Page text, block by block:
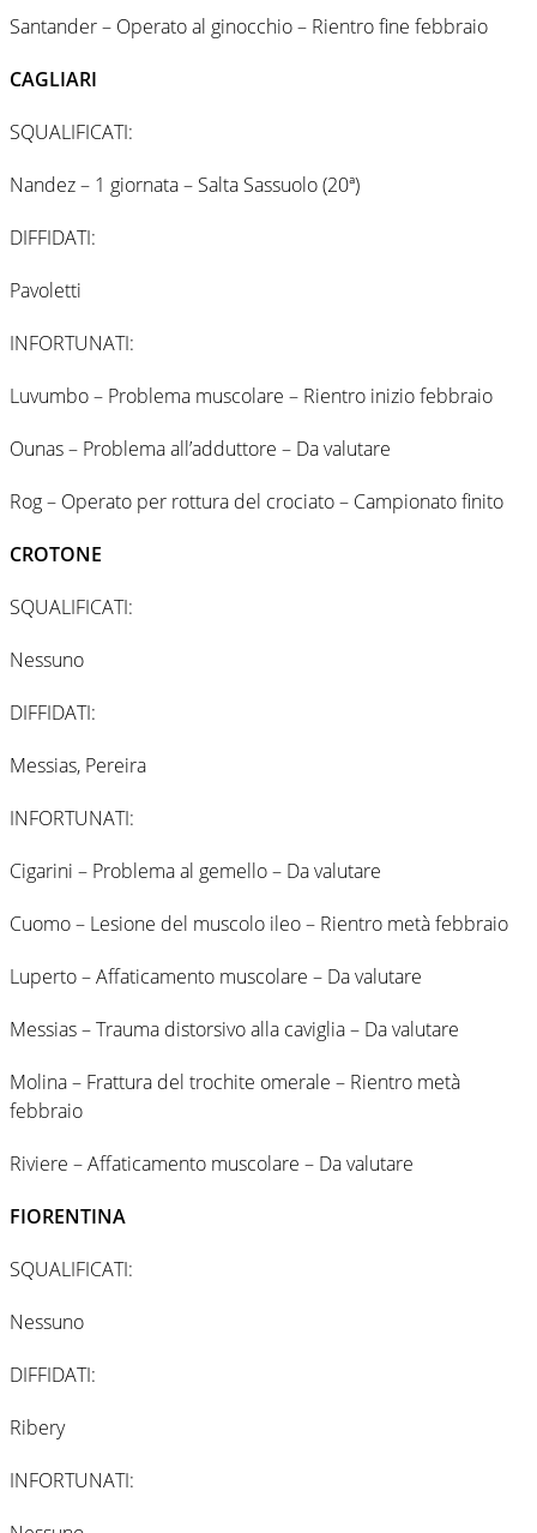
Santander – Operato al ginocchio – Rientro fine febbraio
CAGLIARI
SQUALIFICATI:
Nandez – 1 giornata – Salta Sassuolo (20ª)
DIFFIDATI:
Pavoletti
INFORTUNATI:
Luvumbo – Problema muscolare – Rientro inizio febbraio
Ounas – Problema all’adduttore – Da valutare
Rog – Operato per rottura del crociato – Campionato finito
CROTONE
SQUALIFICATI:
Nessuno
DIFFIDATI:
Messias, Pereira
INFORTUNATI:
Cigarini – Problema al gemello – Da valutare
Cuomo – Lesione del muscolo ileo – Rientro metà febbraio
Luperto – Affaticamento muscolare – Da valutare
Messias – Trauma distorsivo alla caviglia – Da valutare
Molina – Frattura del trochite omerale – Rientro metà
febbraio
Riviere – Affaticamento muscolare – Da valutare
FIORENTINA
SQUALIFICATI:
Nessuno
DIFFIDATI:
Ribery
INFORTUNATI: